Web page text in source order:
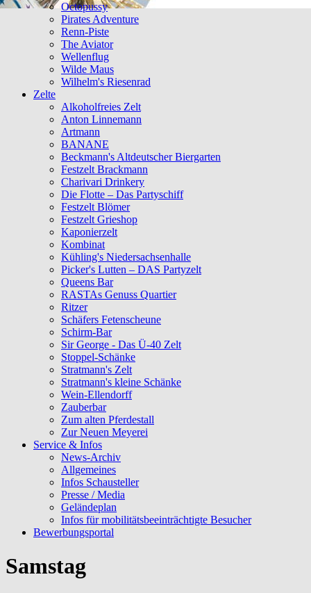
Octopussy
Pirates Adventure
Renn-Piste
The Aviator
Wellenflug
Wilde Maus
Wilhelm's Riesenrad
Zelte
Alkoholfreies Zelt
Anton Linnemann
Artmann
BANANE
Beckmann's Altdeutscher Biergarten
Festzelt Brackmann
Charivari Drinkery
Die Flotte – Das Partyschiff
Festzelt Blömer
Festzelt Grieshop
Kaponierzelt
Kombinat
Kühling's Niedersachsenhalle
Picker's Lutten – DAS Partyzelt
Queens Bar
RASTAs Genuss Quartier
Ritzer
Schäfers Fetenscheune
Schirm-Bar
Sir George - Das Ü-40 Zelt
Stoppel-Schänke
Stratmann's Zelt
Stratmann's kleine Schänke
Wein-Ellendorff
Zauberbar
Zum alten Pferdestall
Zur Neuen Meyerei
Service & Infos
News-Archiv
Allgemeines
Infos Schausteller
Presse / Media
Geländeplan
Infos für mobilitätsbeeinträchtigte Besucher
Bewerbungsportal
Samstag